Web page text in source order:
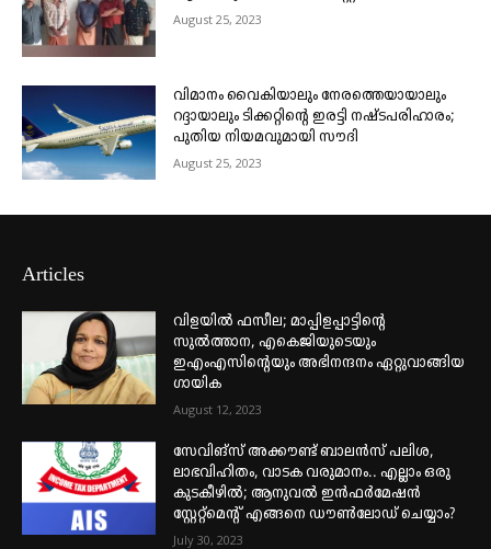
August 25, 2023
വിമാനം വൈകിയാലും നേരത്തെയായാലും
റദ്ദായാലും ടിക്കറ്റിന്റെ ഇരട്ടി നഷ്ടപരിഹാരം;
പുതിയ നിയമവുമായി സൗദി
August 25, 2023
Articles
വിളയിൽ ഫസീല; മാപ്പിളപ്പാട്ടിന്റെ
സുൽത്താന, എകെജിയുടെയും
ഇഎംഎസിന്റെയും അഭിനന്ദനം ഏറ്റുവാങ്ങിയ
ഗായിക
August 12, 2023
സേവിങ്സ് അക്കൗണ്ട് ബാലൻസ് പലിശ,
ലാഭവിഹിതം, വാടക വരുമാനം.. എല്ലാം ഒരു
കുടകീഴിൽ; ആനുവൽ ഇൻഫർമേഷൻ
സ്റ്റേറ്റ്മെന്റ് എങ്ങനെ ഡൗൺലോഡ് ചെയ്യാം?
July 30, 2023